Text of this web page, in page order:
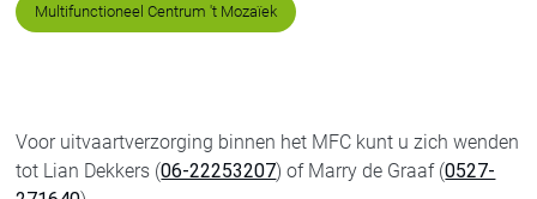
Multifunctioneel Centrum 't Mozaïek
Voor uitvaartverzorging binnen het MFC kunt u zich wenden
tot Lian Dekkers (06-22253207) of Marry de Graaf (0527-